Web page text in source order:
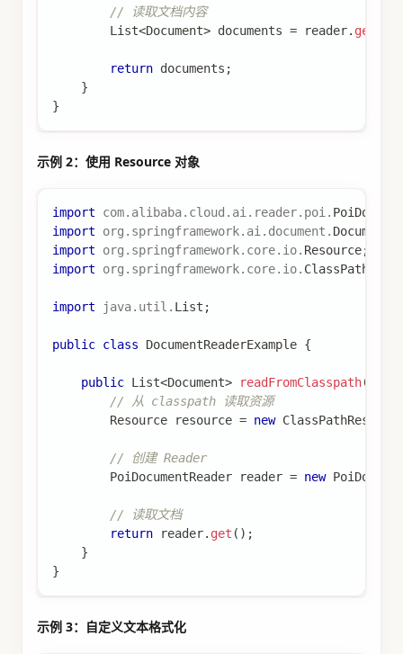
// 读取文档内容
List<Document> documents = reader. get
return documents ;
}
}
示例 2：使用 Resource 对象
import com. alibaba. cloud . ai . reader. poi .
import
org . springframework. ai . document . Document
import
org . springframework. core. io. Resource;
import
org . springframework. core. io.
import java. util . List ;
public class DocumentReaderExample {
public List<Document> readFromClasspath(
// 从 classpath 读取资源
Resource resource = new
// 创建 Reader
PoiDocumentReader reader = new
// 读取文档
return reader. get ( ) ;
}
}
示例 3：自定义文本格式化